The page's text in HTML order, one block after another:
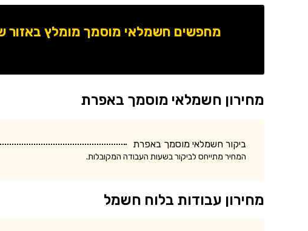
מחפשים חשמלאי מוסמך מומלץ באזור
מחירון חשמלאי מוסמך באפרת
ביקור חשמלאי מוסמך באפרת
המחיר מתייחס לביקור בשעות העבודה המקובלות.
מחירון עבודות בלוח חשמל